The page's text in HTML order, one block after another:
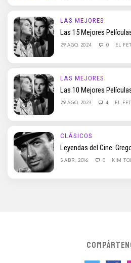
LAS MEJORES
Las 15 Mejores
29 AGO, 2024 0 EL
LAS MEJORES
Las 10 Mejores
29 AGO, 2023 4 EL
CLÁSICOS
Leyendas del Cine:
5 ABR, 2016 0 KIM